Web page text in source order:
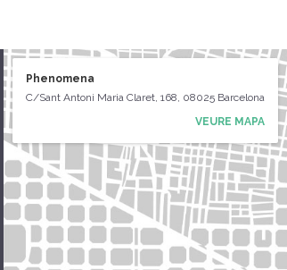
Phenomena
C/Sant Antoni Maria Claret, 168, 08025 Barcelona
VEURE MAPA